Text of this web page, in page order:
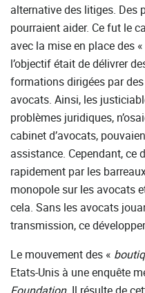
alternative des litiges. Des
pourraient aider. Ce fut le
avec la mise en place des «
l’objectif était de délivrer
formations dirigées par
avocats. Ainsi, les
problèmes juridiques,
cabinet d’avocats,
assistance. Cependant, ce
rapidement par les
monopole sur les avocats
cela. Sans les avocats
transmission, ce
Le mouvement des «
Etats-Unis à une enquête
Foundation. Il résulte de